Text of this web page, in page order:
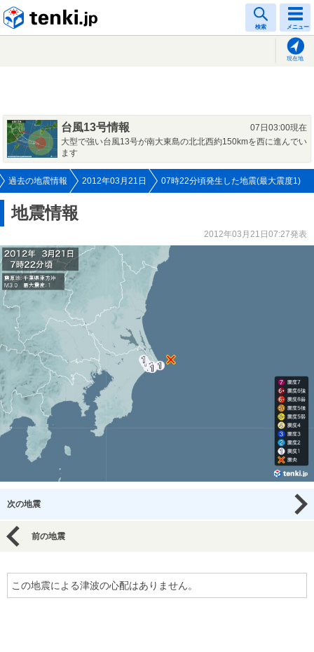
検索 メニュー
現在地
台風13号情報
07日03:00現在
大型で強い台風13号が南大東島の北北西約150kmを西に進んでい
ます
過去の地震情報 2012年03月21日 07時22分頃発生した地震(最大震度1)
地震情報
2012年03月21日07:27発表
次の地震
前の地震
この地震による津波の心配はありません。